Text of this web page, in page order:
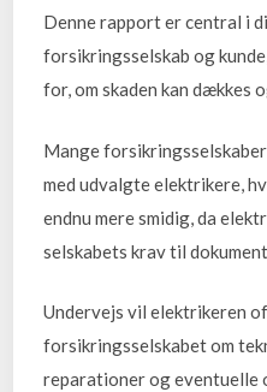
Denne rapport er central i
forsikringsselskab og
for, om skaden kan dækkes
Mange
med udvalgte elektrikere,
endnu mere smidig, da
selskabets krav til
Undervejs vil elektrikeren
forsikringsselskabet om
reparationer og eventuelle